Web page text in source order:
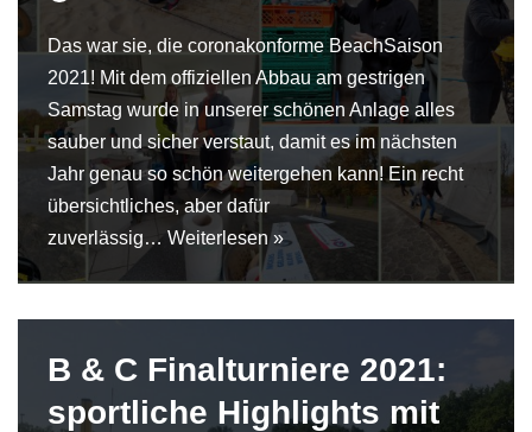
Das war sie, die coronakonforme BeachSaison
2021! Mit dem offiziellen Abbau am gestrigen
Samstag wurde in unserer schönen Anlage alles
sauber und sicher verstaut, damit es im nächsten
Jahr genau so schön weitergehen kann! Ein recht
übersichtliches, aber dafür
zuverlässig… Weiterlesen »
B & C Finalturniere 2021:
sportliche Highlights mit